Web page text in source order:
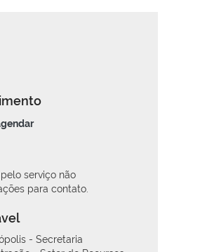
serviço não
para contato.
- Secretaria